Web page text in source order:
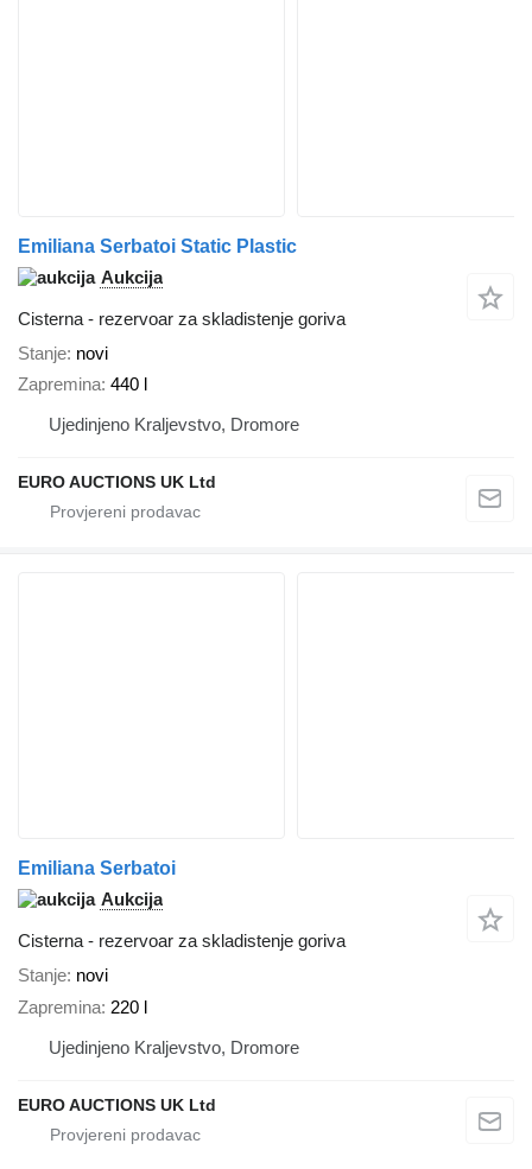
Emiliana Serbatoi Static Plastic
Aukcija
Cisterna - rezervoar za skladistenje goriva
Stanje novi
Zapremina 440 l
Ujedinjeno Kraljevstvo, Dromore
EURO AUCTIONS UK Ltd
Emiliana Serbatoi
Aukcija
Cisterna - rezervoar za skladistenje goriva
Stanje novi
Zapremina 220 l
Ujedinjeno Kraljevstvo, Dromore
EURO AUCTIONS UK Ltd